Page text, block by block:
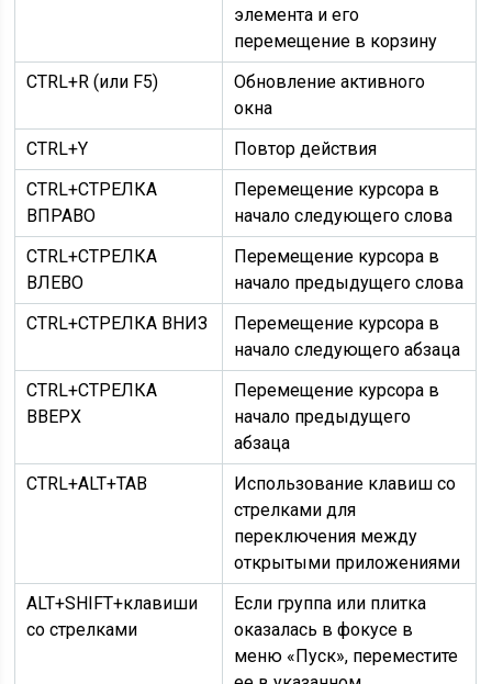
элемента и его
перемещение в корзину
CTRL+R (или F5)
Обновление активного
окна
CTRL+Y
Повтор действия
CTRL+СТРЕЛКА
ВПРАВО
Перемещение курсора в
начало следующего слова
CTRL+СТРЕЛКА
ВЛЕВО
Перемещение курсора в
начало предыдущего слова
CTRL+СТРЕЛКА ВНИЗ
Перемещение курсора в
начало следующего абзаца
CTRL+СТРЕЛКА
ВВЕРХ
Перемещение курсора в
начало предыдущего
абзаца
CTRL+ALT+TAB
Использование клавиш со
стрелками для
переключения между
открытыми приложениями
ALT+SHIFT+клавиши
со стрелками
Если группа или плитка
оказалась в фокусе в
меню «Пуск», переместите